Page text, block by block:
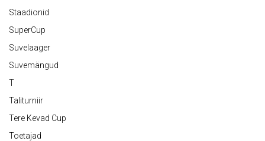
Staadionid
SuperCup
Suvelaager
Suvemängud
T
Taliturniir
Tere Kevad Cup
Toetajad